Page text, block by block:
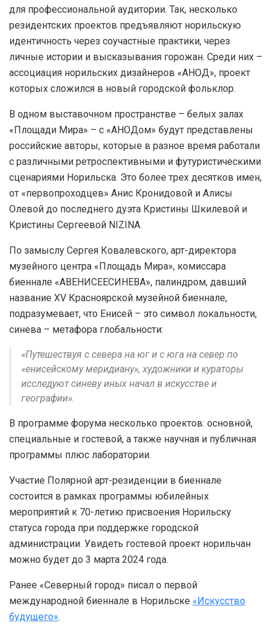
для профессиональной аудитории. Так, несколько
резидентских проектов предъявляют норильскую
идентичность через соучастные практики, через
личные истории и высказывания горожан. Среди них –
ассоциация норильских дизайнеров «АНОД», проект
которых сложился в новый городской фольклор.
В одном выставочном пространстве – белых залах
«Площади Мира» – с «АНОДом» будут представлены
российские авторы, которые в разное время работали
с различными ретроспективными и футуристическими
сценариями Норильска. Это более трех десятков имен,
от «первопроходцев» Анис Кронидовой и Алисы
Олевой до последнего дуэта Кристины Шкилевой и
Кристины Сергеевой NIZINA.
По замыслу Сергея Ковалевского, арт-директора
музейного центра «Площадь Мира», комиссара
биеннале «АВЕНИСЕЕСИНЕВА», палиндром, давший
название XV Красноярской музейной биеннале,
подразумевает, что Енисей – это символ локальности,
синева – метафора глобальности:
«Путешествуя с севера на юг и с юга на север по
«енисейскому меридиану», художники и кураторы
исследуют синеву иных начал в искусстве и
географии».
В программе форума несколько проектов: основной,
специальные и гостевой, а также научная и публичная
программы плюс лаборатории.
Участие Полярной арт-резиденции в биеннале
состоится в рамках программы юбилейных
мероприятий к 70-летию присвоения Норильску
статуса города при поддержке городской
администрации. Увидеть гостевой проект норильчан
можно будет до 3 марта 2024 года.
Ранее «Северный город» писал о первой
международной биеннале в Норильске «Искусство
будущего».